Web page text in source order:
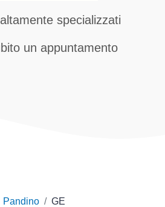
specializzati
un appuntamento
Pandino GE